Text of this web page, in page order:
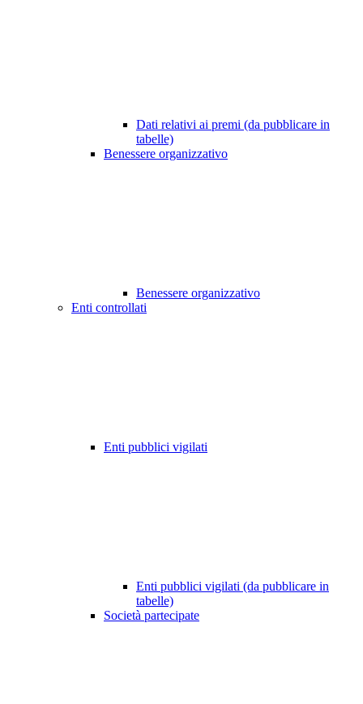
Dati relativi ai premi (da pubblicare in
tabelle)
Benessere organizzativo
Benessere organizzativo
Enti controllati
Enti pubblici vigilati
Enti pubblici vigilati (da pubblicare in
tabelle)
Società partecipate